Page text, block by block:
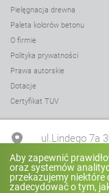
Pielęgnacja drewna
Paleta kolorów betonu
O firmie
Polityka prywatności
Prawa autorskie
Dotacje
Certyfikat TUV
ul.Lindego 7a
+48 12 636 90
Aby zapewnić
oraz systemów
przekazujemy
zadecydować o tym,